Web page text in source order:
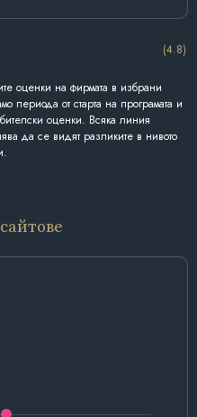
(4.8)
оценки на фирмата в избрани
периода от старта на програмата и
оценки. Всяка линия
да се видят разликите в нивото